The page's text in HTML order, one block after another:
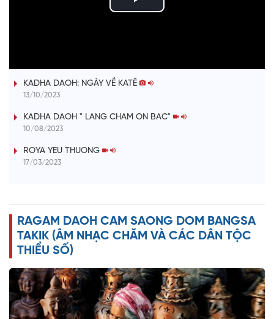
P
a
V
e
o
KADHA DAOH: NGÀY VỀ KATÊ
13/10/2023
KADHA DAOH " LANG CHAM ON BAC"
10/08/2023
ROYA YEU THUONG
17/03/2023
RAGAM DAOH CAM SAONG DOM BANGSA
TAKIK (ÂM NHẠC CHĂM VÀ CÁC DÂN TỘC
THIỂU SỐ)